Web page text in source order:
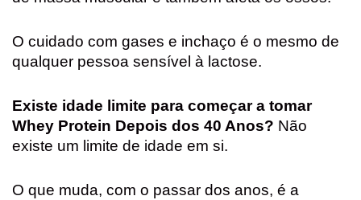
O cuidado com gases e inchaço é o mesmo de
qualquer pessoa sensível à lactose.
Existe idade limite para começar a tomar
Whey Protein Depois dos 40 Anos? Não
existe um limite de idade em si.
O que muda, com o passar dos anos, é a